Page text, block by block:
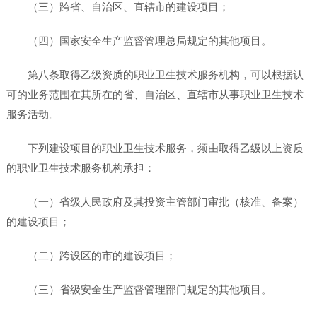
（三）跨省、自治区、直辖市的建设项目；
（四）国家安全生产监督管理总局规定的其他项目。
第八条取得乙级资质的职业卫生技术服务机构，可以根据认
可的业务范围在其所在的省、自治区、直辖市从事职业卫生技术
服务活动。
下列建设项目的职业卫生技术服务，须由取得乙级以上资质
的职业卫生技术服务机构承担：
（一）省级人民政府及其投资主管部门审批（核准、备案）
的建设项目；
（二）跨设区的市的建设项目；
（三）省级安全生产监督管理部门规定的其他项目。